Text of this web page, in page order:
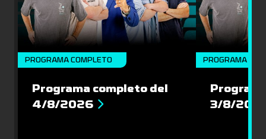
PROGRAMA COMPLETO
Programa completo del
4/8/2026
PROGRAMA
3/8/